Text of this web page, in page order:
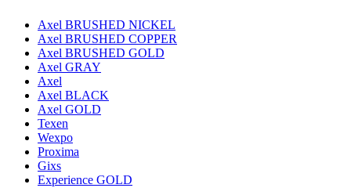
Axel BRUSHED NICKEL
Axel BRUSHED COPPER
Axel BRUSHED GOLD
Axel GRAY
Axel
Axel BLACK
Axel GOLD
Texen
Wexpo
Proxima
Gixs
Experience GOLD